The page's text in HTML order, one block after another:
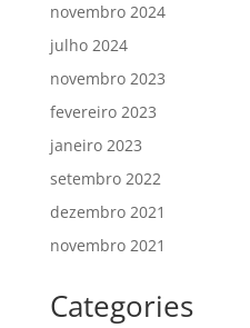
novembro 2024
julho 2024
novembro 2023
fevereiro 2023
janeiro 2023
setembro 2022
dezembro 2021
novembro 2021
Categories